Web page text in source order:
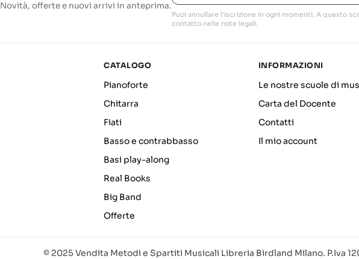
Novità, offerte e nuovi arrivi in anteprima.
Puoi annullare l'iscrizione in ogni momenti. A questo
contatto nelle note legali.
CATALOGO
Pianoforte
Chitarra
Fiati
Basso e contrabbasso
Basi play-along
Real Books
Big Band
Offerte
INFORMAZIONI
Le nostre scuole di
Carta del Docente
Contatti
Il mio account
© 2025 Vendita Metodi e Spartiti Musicali Libreria Birdland Milano. P.Iva